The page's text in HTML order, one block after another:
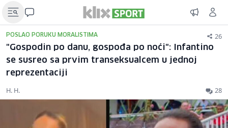
POSLAO PORUKU MORALISTIMA 26
"Gospodin po danu, gospođa po noći": Infantino
se susreo sa prvim transeksualcem u jednoj
reprezentaciji
H. H. 28